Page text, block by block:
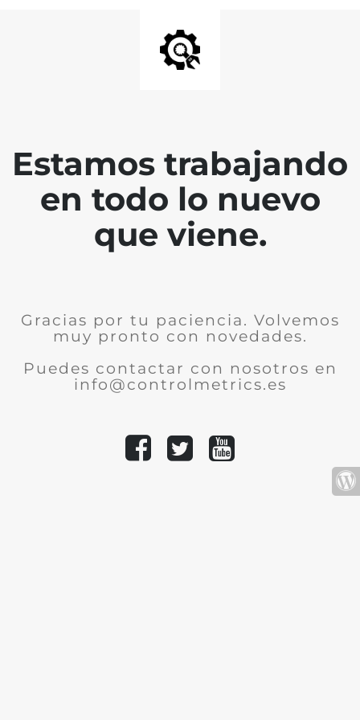
Estamos trabajando
en todo lo nuevo
que viene.
Gracias por tu paciencia. Volvemos
muy pronto con novedades.
Puedes contactar con nosotros en
info@controlmetrics.es